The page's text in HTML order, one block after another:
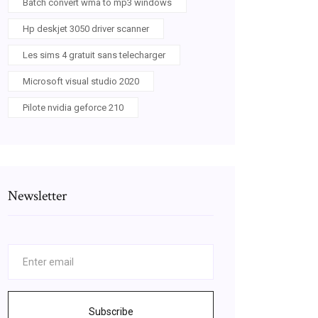
Batch convert wma to mp3 windows
Hp deskjet 3050 driver scanner
Les sims 4 gratuit sans telecharger
Microsoft visual studio 2020
Pilote nvidia geforce 210
Newsletter
Subscribe